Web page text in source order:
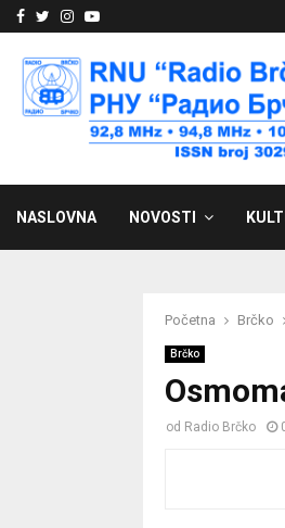
Facebook
Twitter
Instagram
Youtube
NASLOVNA NOVOSTI
Početna Brčko
Brčko
od Radio Brčko